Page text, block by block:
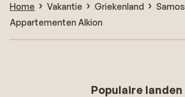
Home Vakantie Griekenland Samos
Appartementen Alkion
Populaire landen